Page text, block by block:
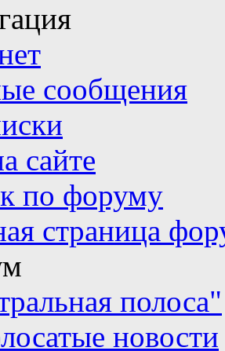
сообщения
сайте
по форуму
страница
полоса"
новости